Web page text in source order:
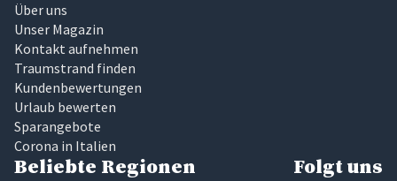
Über uns
Unser Magazin
Kontakt aufnehmen
Traumstrand finden
Kundenbewertungen
Urlaub bewerten
Sparangebote
Corona in Italien
Beliebte Regionen Folgt uns